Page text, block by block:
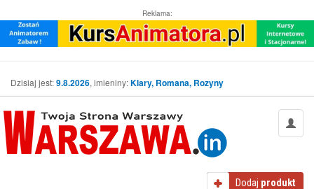
Reklama:
Dzisiaj jest:9.8.2026, imieniny:Klary, Romana, Rozyny
Dodaj produkt